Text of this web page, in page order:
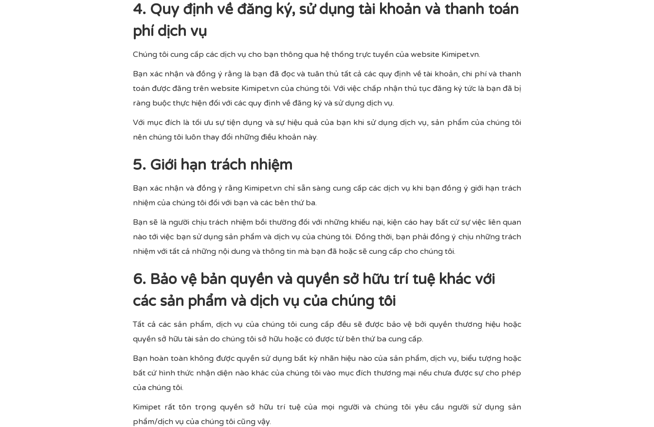
4. Quy định về đăng ký, sử dụng tài khoản và thanh toán
phí dịch vụ
Chúng tôi cung cấp các dịch vụ cho bạn thông qua hệ thống trực tuyến của website Kimipet.vn.
Bạn xác nhận và đồng ý rằng là bạn đã đọc và tuân thủ tất cả các quy định về tài khoản, chi phí và thanh
toán được đăng trên website Kimipet.vn của chúng tôi. Với việc chấp nhận thủ tục đăng ký tức là bạn đã bị
ràng buộc thực hiện đối với các quy định về đăng ký và sử dụng dịch vụ.
Với mục đích là tối ưu sự tiện dụng và sự hiệu quả của bạn khi sử dụng dịch vụ, sản phẩm của chúng tôi
nên chúng tôi luôn thay đổi những điều khoản này.
5. Giới hạn trách nhiệm
Bạn xác nhận và đồng ý rằng Kimipet.vn chỉ sẵn sàng cung cấp các dịch vụ khi bạn đồng ý giới hạn trách
nhiệm của chúng tôi đối với bạn và các bên thứ ba.
Bạn sẽ là người chịu trách nhiệm bồi thường đối với những khiếu nại, kiện cáo hay bất cứ sự việc liên quan
nào tới việc bạn sử dụng sản phẩm và dịch vụ của chúng tôi. Đồng thời, bạn phải đồng ý chịu những trách
nhiệm với tất cả những nội dung và thông tin mà bạn đã hoặc sẽ cung cấp cho chúng tôi.
6. Bảo vệ bản quyền và quyền sở hữu trí tuệ khác với
các sản phẩm và dịch vụ của chúng tôi
Tất cả các sản phẩm, dịch vụ của chúng tôi cung cấp đều sẽ được bảo vệ bởi quyền thương hiệu hoặc
quyền sở hữu tài sản do chúng tôi sở hữu hoặc có được từ bên thứ ba cung cấp.
Bạn hoàn toàn không được quyền sử dụng bất kỳ nhãn hiệu nào của sản phẩm, dịch vụ, biểu tượng hoặc
bất cứ hình thức nhận diện nào khác của chúng tôi vào mục đích thương mại nếu chưa được sự cho phép
của chúng tôi.
Kimipet rất tôn trọng quyền sở hữu trí tuệ của mọi người và chúng tôi yêu cầu người sử dụng sản
phẩm/dịch vụ của chúng tôi cũng vậy.